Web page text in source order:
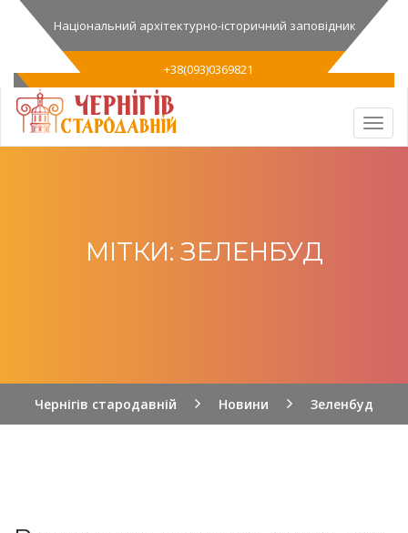
Національний архітектурно-історичний заповідник
+38(093)0369821
МІТКИ: ЗЕЛЕНБУД
Чернігів стародавній Новини Зеленбуд